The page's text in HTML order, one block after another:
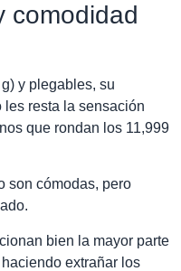
comodidad
y plegables, su
resta la sensación
que rondan los 11,999
son cómodas, pero
bien la mayor parte
extrañar los